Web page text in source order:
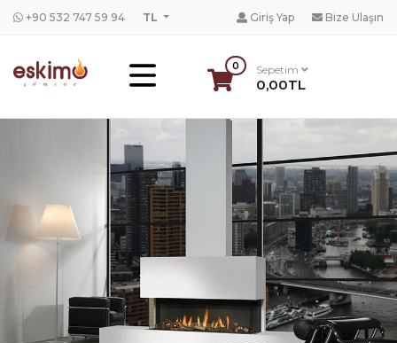
+90 532 747 59 94 TL Giriş Yap Bize Ulaşın
0 Sepetim
0,00TL